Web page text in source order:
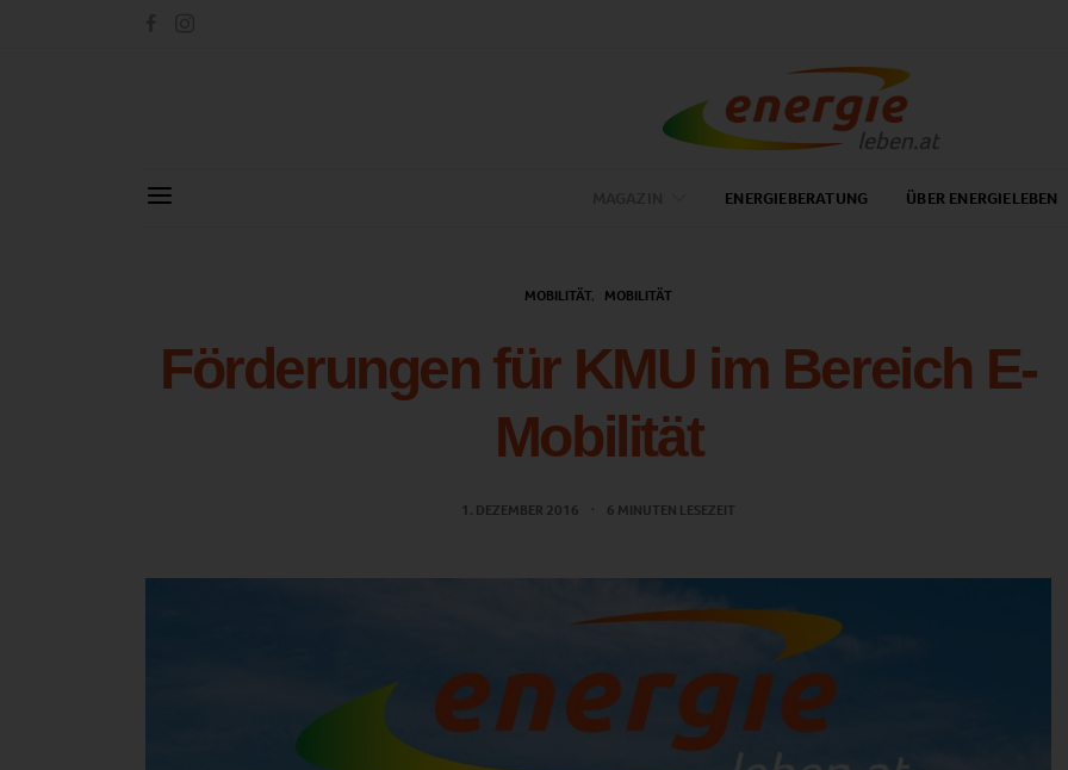
ENERGIEBERATUNG ÜBER ENERGIELEBEN
MOBILITÄT MOBILITÄT
Förderungen für KMU im Bereich E-
Mobilität
1. DEZEMBER 2016 6 MINUTEN LESEZEIT